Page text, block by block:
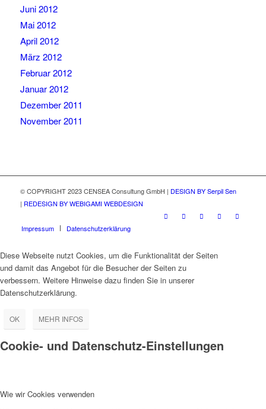
Juni 2012
Mai 2012
April 2012
März 2012
Februar 2012
Januar 2012
Dezember 2011
November 2011
© COPYRIGHT 2023 CENSEA Consultung GmbH | DESIGN BY Serpil Sen
| REDESIGN BY WEBIGAMI WEBDESIGN
Impressum Datenschutzerklärung
Diese Webseite nutzt Cookies, um die Funktionalität der Seiten
und damit das Angebot für die Besucher der Seiten zu
verbessern. Weitere Hinweise dazu finden Sie in unserer
Datenschutzerklärung.
OK MEHR INFOS
Cookie- und Datenschutz-Einstellungen
Wie wir Cookies verwenden